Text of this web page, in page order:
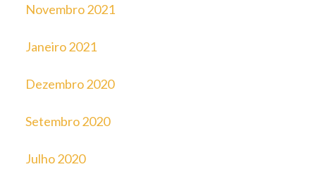
Novembro 2021
Janeiro 2021
Dezembro 2020
Setembro 2020
Julho 2020